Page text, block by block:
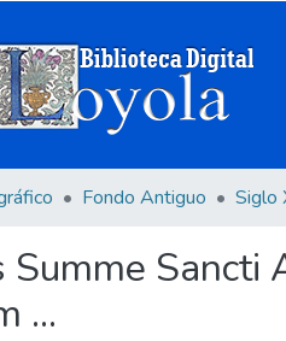
Fondo Antiguo Siglo
Summe
...